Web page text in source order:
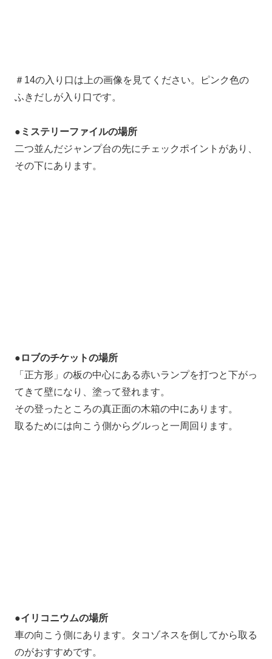
＃14の入り口は上の画像を見てください。ピンク色の
ふきだしが入り口です。
●ミステリーファイルの場所
二つ並んだジャンプ台の先にチェックポイントがあり、
その下にあります。
●ロブのチケットの場所
「正方形」の板の中心にある赤いランプを打つと下がっ
てきて壁になり、塗って登れます。
その登ったところの真正面の木箱の中にあります。
取るためには向こう側からグルっと一周回ります。
●イリコニウムの場所
車の向こう側にあります。タコゾネスを倒してから取る
のがおすすめです。